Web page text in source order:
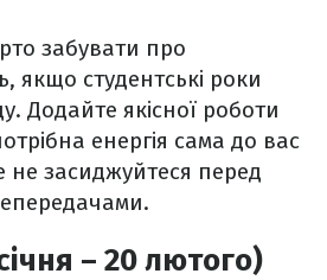
забувати про
якщо студентські роки
Додайте якісної роботи
енергія сама до вас
засиджуйтеся перед
– 20 лютого)